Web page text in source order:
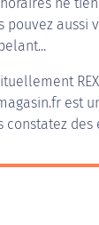
pouvez aussi
est
constatez